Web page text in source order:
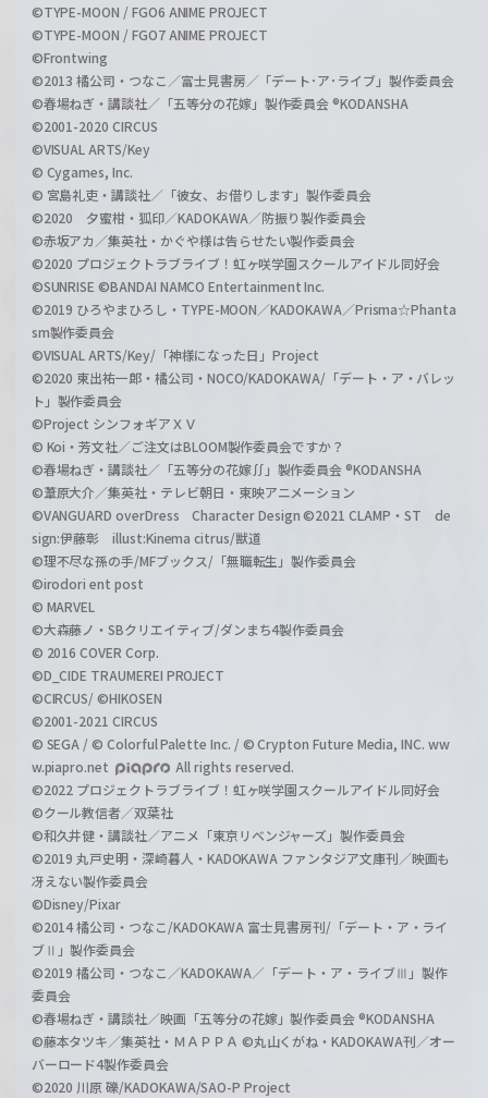
©TYPE-MOON / FGO6 ANIME PROJECT
©TYPE-MOON / FGO7 ANIME PROJECT
©Frontwing
©2013 橘公司・つなこ／富士見書房／「デート･ア･ライブ」製作委員会
©春場ねぎ・講談社／「五等分の花嫁」製作委員会 ®KODANSHA
©2001-2020 CIRCUS
©VISUAL ARTS/Key
© Cygames, Inc.
© 宮島礼吏・講談社／「彼女、お借りします」製作委員会
©2020 夕蜜柑・狐印／KADOKAWA／防振り製作委員会
©赤坂アカ／集英社・かぐや様は告らせたい製作委員会
©2020 プロジェクトラブライブ！虹ヶ咲学園スクールアイドル同好会
©SUNRISE ©BANDAI NAMCO Entertainment Inc.
©2019 ひろやまひろし・TYPE-MOON／KADOKAWA／Prisma☆Phanta
sm製作委員会
©VISUAL ARTS/Key/「神様になった日」Project
©2020 東出祐一郎・橘公司・NOCO/KADOKAWA/「デート・ア・バレッ
ト」製作委員会
©Project シンフォギアＸＶ
© Koi・芳文社／ご注文はBLOOM製作委員会ですか？
©春場ねぎ・講談社／「五等分の花嫁∬」製作委員会 ®KODANSHA
©葦原大介／集英社・テレビ朝日・東映アニメーション
©VANGUARD overDress Character Design ©2021 CLAMP・ST de
sign:伊藤彰 illust:Kinema citrus/獣道
©理不尽な孫の手/MFブックス/「無職転生」製作委員会
©irodori ent post
© MARVEL
©大森藤ノ・SBクリエイティブ/ダンまち4製作委員会
© 2016 COVER Corp.
©D_CIDE TRAUMEREI PROJECT
©CIRCUS/ ©HIKOSEN
©2001-2021 CIRCUS
© SEGA / © Colorful Palette Inc. / © Crypton Future Media, INC. ww
w.piapro.net
All rights reserved.
©2022 プロジェクトラブライブ！虹ヶ咲学園スクールアイドル同好会
©クール教信者／双葉社
©和久井健・講談社／アニメ「東京リベンジャーズ」製作委員会
©2019 丸戸史明・深崎暮人・KADOKAWA ファンタジア文庫刊／映画も
冴えない製作委員会
©Disney/Pixar
©2014 橘公司・つなこ/KADOKAWA 富士見書房刊/「デート・ア・ライ
ブⅡ」製作委員会
©2019 橘公司・つなこ／KADOKAWA／「デート・ア・ライブⅢ」製作
委員会
©春場ねぎ・講談社／映画「五等分の花嫁」製作委員会 ®KODANSHA
©藤本タツキ／集英社・ＭＡＰＰＡ ©丸山くがね・KADOKAWA刊／オー
バーロード4製作委員会
©2020 川原 礫/KADOKAWA/SAO-P Project